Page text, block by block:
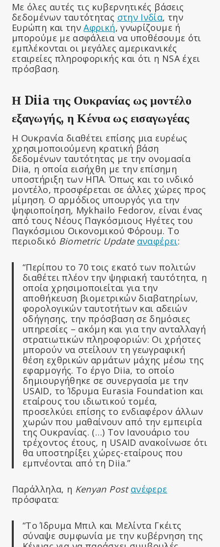
Με όλες αυτές τις κυβερνητικές βάσεις
δεδομένων ταυτότητας στην Ινδία, την
Ευρώπη και τηνΑφρική, γνωρίζουμε ή
μπορούμε με ασφάλεια να υποθέσουμε ότι
εμπλέκονται οι μεγάλες αμερικανικές
εταιρείες πληροφορικής και ότι η NSA έχει
πρόσβαση.
Η Diia της Ουκρανίας ως μοντέλο
εξαγωγής, η Κένυα ως εισαγωγέας
Η Ουκρανία διαθέτει επίσης μια ευρέως
χρησιμοποιούμενη κρατική βάση
δεδομένων ταυτότητας με την ονομασία
Diia, η οποία εισήχθη με την επίσημη
υποστήριξη των ΗΠΑ. Όπως και το ινδικό
μοντέλο, προσφέρεται σε άλλες χώρες προς
μίμηση. Ο αρμόδιος υπουργός για την
ψηφιοποίηση, Mykhailo Fedorov, είναι ένας
από τους Νέους Παγκόσμιους Ηγέτες του
Παγκόσμιου Οικονομικού Φόρουμ. Το
περιοδικό Biometric Update αναφέρει:
“Περίπου το 70 τοις εκατό των πολιτών
διαθέτει πλέον την ψηφιακή ταυτότητα, η
οποία χρησιμοποιείται για την
αποθήκευση βιομετρικών διαβατηρίων,
φορολογικών ταυτοτήτων και αδειών
οδήγησης, την πρόσβαση σε δημόσιες
υπηρεσίες – ακόμη και για την ανταλλαγή
στρατιωτικών πληροφοριών: Οι χρήστες
μπορούν να στείλουν τη γεωγραφική
θέση εχθρικών αρμάτων μάχης μέσω της
εφαρμογής. Το έργο Diia, το οποίο
δημιουργήθηκε σε συνεργασία με την
USAID, το Ίδρυμα Eurasia Foundation και
εταίρους του ιδιωτικού τομέα,
προσελκύει επίσης το ενδιαφέρον άλλων
χωρών που μαθαίνουν από την εμπειρία
της Ουκρανίας. (…) Τον Ιανουάριο του
τρέχοντος έτους, η USAID ανακοίνωσε ότι
θα υποστηρίξει χώρες-εταίρους που
εμπνέονται από τη Diia.”
Παράλληλα, η Kenyan Post ανέφερε
πρόσφατα:
“Το Ίδρυμα Μπιλ και Μελίντα Γκέιτς
σύναψε συμφωνία με την κυβέρνηση της